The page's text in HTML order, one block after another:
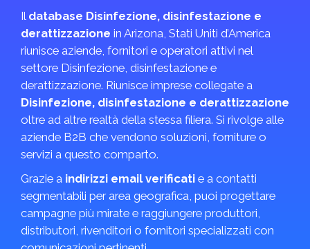
Il database Disinfezione, disinfestazione e
derattizzazione in Arizona, Stati Uniti d’America
riunisce aziende, fornitori e operatori attivi nel
settore Disinfezione, disinfestazione e
derattizzazione. Riunisce imprese collegate a
Disinfezione, disinfestazione e derattizzazione
oltre ad altre realtà della stessa filiera. Si rivolge alle
aziende B2B che vendono soluzioni, forniture o
servizi a questo comparto.
Grazie a indirizzi email verificati e a contatti
segmentabili per area geografica, puoi progettare
campagne più mirate e raggiungere produttori,
distributori, rivenditori o fornitori specializzati con